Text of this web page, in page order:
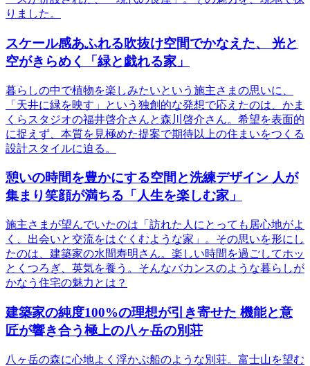
りました。
スケール感あふれる吹抜け空間でかなえた、 光と
空がきらめく「緑と戯れる家」
暮らしの中で植物を楽しみたいという施主さまの思いに、
「天井に緑を映す」という独創的な発想で応えたのは、かま
くらスタジオの福井啓介さんと森川啓介さん。希望を表面的
に捉えず、本質を見極めた提案で期待以上の住まいをつくる
設計スタイルに迫る。
憩いの時間を豊かにする空間と洗練デザイン 人が
集まり笑顔が満ちる「人生を楽しむ家」
施主さまが望んでいたのは「訪れた人にとっても居心地がよ
く、出会いと交流をはぐくむような家」。その思いを形にし
たのは、建築家の水間寿明さん。楽しい時間を過ごしてホッ
とくつろぎ、英気を養う。そんなバカンスのような暮らしが
かなう住宅の魅力とは？
建築家の純度100%の理想が引き寄せた 機能と意
匠が響き合う極上の八ヶ岳の別荘
八ヶ岳の森に心地よく浮かぶ船のような別荘。富士山を望む